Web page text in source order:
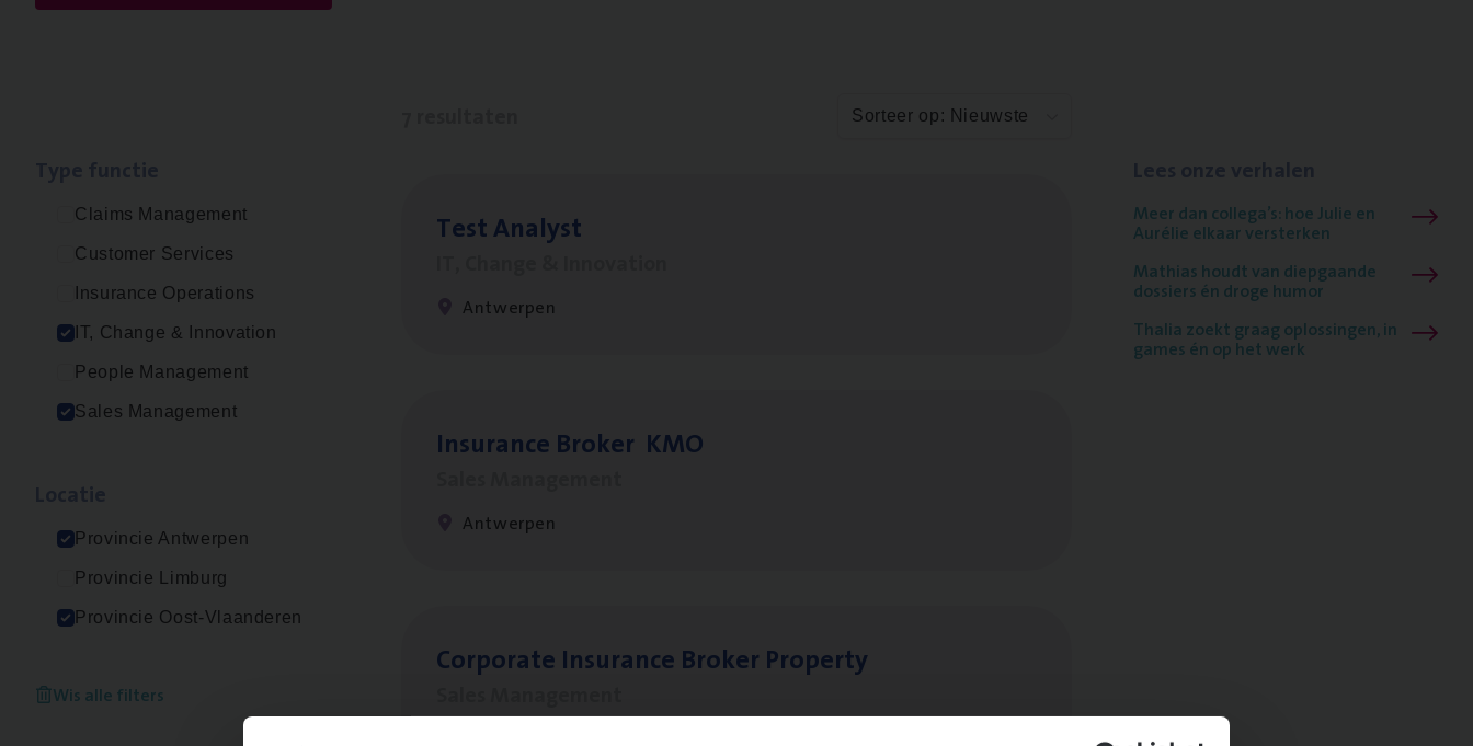
Claims Management
Customer Services
Insurance Operations
IT, Change & Innovation
People Management
Sales Management
Provincie Antwerpen
Provincie Limburg
Provincie Oost-Vlaanderen
Wis alle filters
Sorteer op: Nieuwste
Test Ana­lyst
Antwerpen
Insu­ran­ce Bro­ker KMO
Antwerpen
Cor­po­ra­te Insu­ran­ce Bro­ker Property
Meer dan collega’s: hoe Julie en
Aurélie elkaar versterken
Mathias houdt van diepgaande
dossiers én droge humor
Thalia zoekt graag oplossingen, in
games én op het werk